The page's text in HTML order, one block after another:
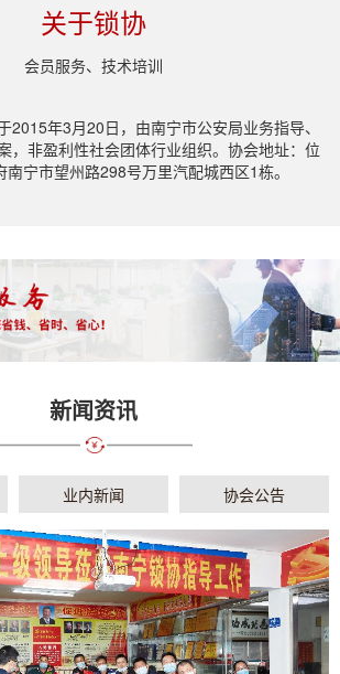
关于锁协
会员服务、技术培训
2015年3月20日，由南宁市公安局业务指导、
，非盈利性社会团体行业组织。协会地址：位
南宁市望州路298号万里汽配城西区1栋。
新闻资讯
业内新闻 协会公告